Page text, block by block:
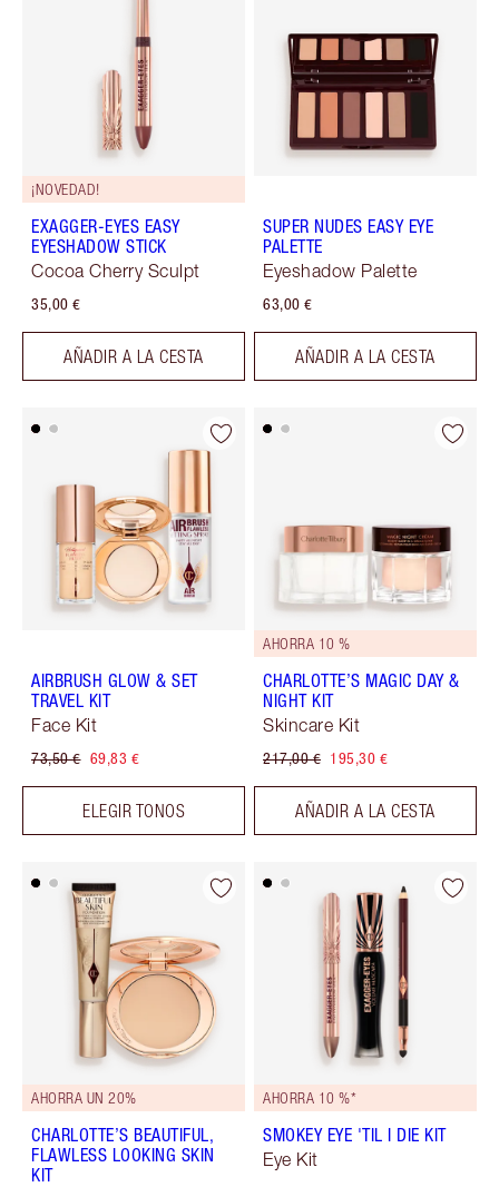
¡NOVEDAD!
EXAGGER-EYES EASY
EYESHADOW STICK
Cocoa Cherry Sculpt
35,00 €
AÑADIR A LA CESTA
SUPER NUDES EASY EYE
PALETTE
Eyeshadow Palette
63,00 €
AÑADIR A LA CESTA
AIRBRUSH GLOW & SET
TRAVEL KIT
Face Kit
73,50 € 69,83 €
ELEGIR TONOS
AHORRA 10 %
CHARLOTTE’S MAGIC DAY &
NIGHT KIT
Skincare Kit
217,00 € 195,30 €
AÑADIR A LA CESTA
AHORRA UN 20%
CHARLOTTE’S BEAUTIFUL,
FLAWLESS LOOKING SKIN
KIT
AHORRA 10 %*
SMOKEY EYE 'TIL I DIE KIT
Eye Kit